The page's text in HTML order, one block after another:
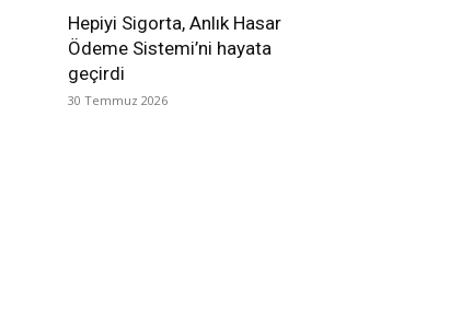
Hepiyi Sigorta, Anlık Hasar
Ödeme Sistemi’ni hayata
geçirdi
30 Temmuz 2026